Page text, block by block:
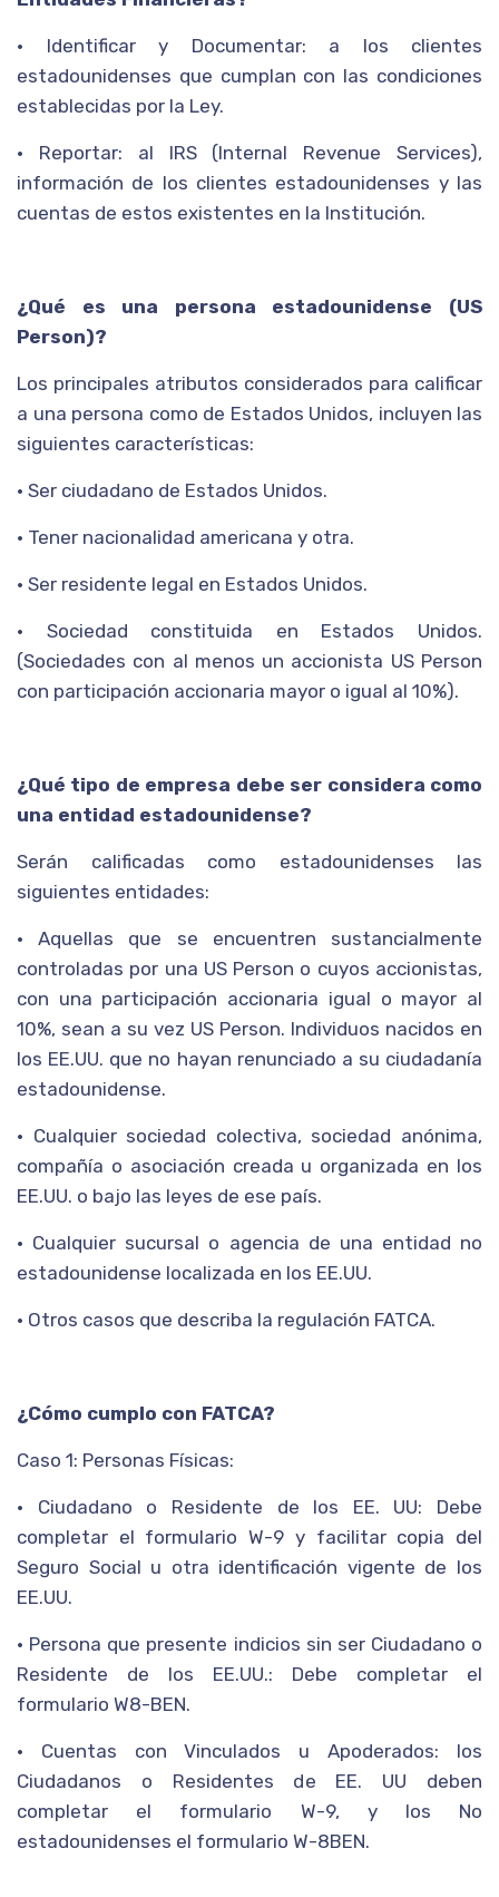
• Identificar y Documentar: a los clientes
estadounidenses que cumplan con las condiciones
establecidas por la Ley.
• Reportar: al IRS (Internal Revenue Services),
información de los clientes estadounidenses y las
cuentas de estos existentes en la Institución.
¿Qué es una persona estadounidense (US
Person)?
Los principales atributos considerados para calificar
a una persona como de Estados Unidos, incluyen las
siguientes características:
• Ser ciudadano de Estados Unidos.
• Tener nacionalidad americana y otra.
• Ser residente legal en Estados Unidos.
• Sociedad constituida en Estados Unidos.
(Sociedades con al menos un accionista US Person
con participación accionaria mayor o igual al 10%).
¿Qué tipo de empresa debe ser considera como
una entidad estadounidense?
Serán calificadas como estadounidenses las
siguientes entidades:
• Aquellas que se encuentren sustancialmente
controladas por una US Person o cuyos accionistas,
con una participación accionaria igual o mayor al
10%, sean a su vez US Person. Individuos nacidos en
los EE.UU. que no hayan renunciado a su ciudadanía
estadounidense.
• Cualquier sociedad colectiva, sociedad anónima,
compañía o asociación creada u organizada en los
EE.UU. o bajo las leyes de ese país.
• Cualquier sucursal o agencia de una entidad no
estadounidense localizada en los EE.UU.
• Otros casos que describa la regulación FATCA.
¿Cómo cumplo con FATCA?
Caso 1: Personas Físicas:
• Ciudadano o Residente de los EE. UU: Debe
completar el formulario W-9 y facilitar copia del
Seguro Social u otra identificación vigente de los
EE.UU.
• Persona que presente indicios sin ser Ciudadano o
Residente de los EE.UU.: Debe completar el
formulario W8-BEN.
• Cuentas con Vinculados u Apoderados: los
Ciudadanos o Residentes de EE. UU deben
completar el formulario W-9, y los No
estadounidenses el formulario W-8BEN.